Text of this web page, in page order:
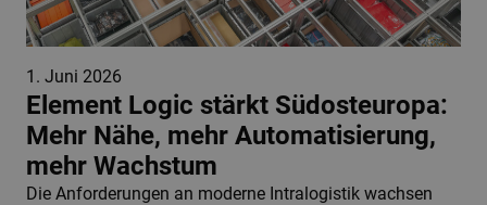
1. Juni 2026
Element Logic stärkt Südosteuropa:
Mehr Nähe, mehr Automatisierung,
mehr Wachstum
Die Anforderungen an moderne Intralogistik wachsen
ENGLISH